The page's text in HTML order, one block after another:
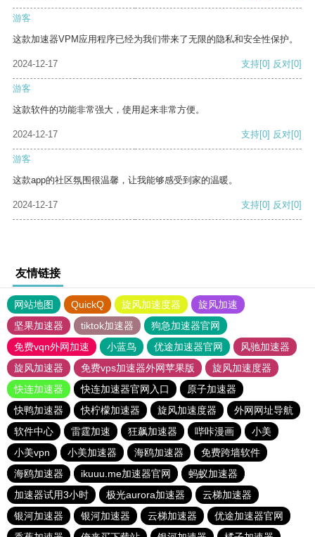
游客
这款加速器VPM应用程序已经为我们带来了无限的隐私和安全性保护。
2024-12-17 支持[0] 反对[0]
游客
这款软件的功能非常强大，使用起来非常方便。
2024-12-17 支持[0] 反对[0]
游客
这款app的社区氛围很温馨，让我能够感受到家的温暖。
2024-12-17 支持[0] 反对[0]
友情链接
网站地图 QuickQ 旋风加速度器
旋风加速
坚果加速器
tiktok加速器
狗急加速器官网
免费vqn外网加速
小蓝鸟 优途加速器官网
风驰加速器
旋风加速器
免费vps加速器外网苹果版
旋风加速度器
快连加速器
快连加速器官网入口
原子加速器
快鸭加速器
快柠檬加速器 旋风加速度器
外网网址导航
软件中心
雷霆加速 狂飙加速器 哔咔漫画
小美
小美vpn
小美加速器 海鸥加速器
免费跨墙软件
海鸥加速器
ikuuu.me加速器官网
蚂蚁加速器
加速器试用3小时
极光aurora加速器
云梯加速器
银河加速器
银河加速器 云梯加速器
优途加速器官网